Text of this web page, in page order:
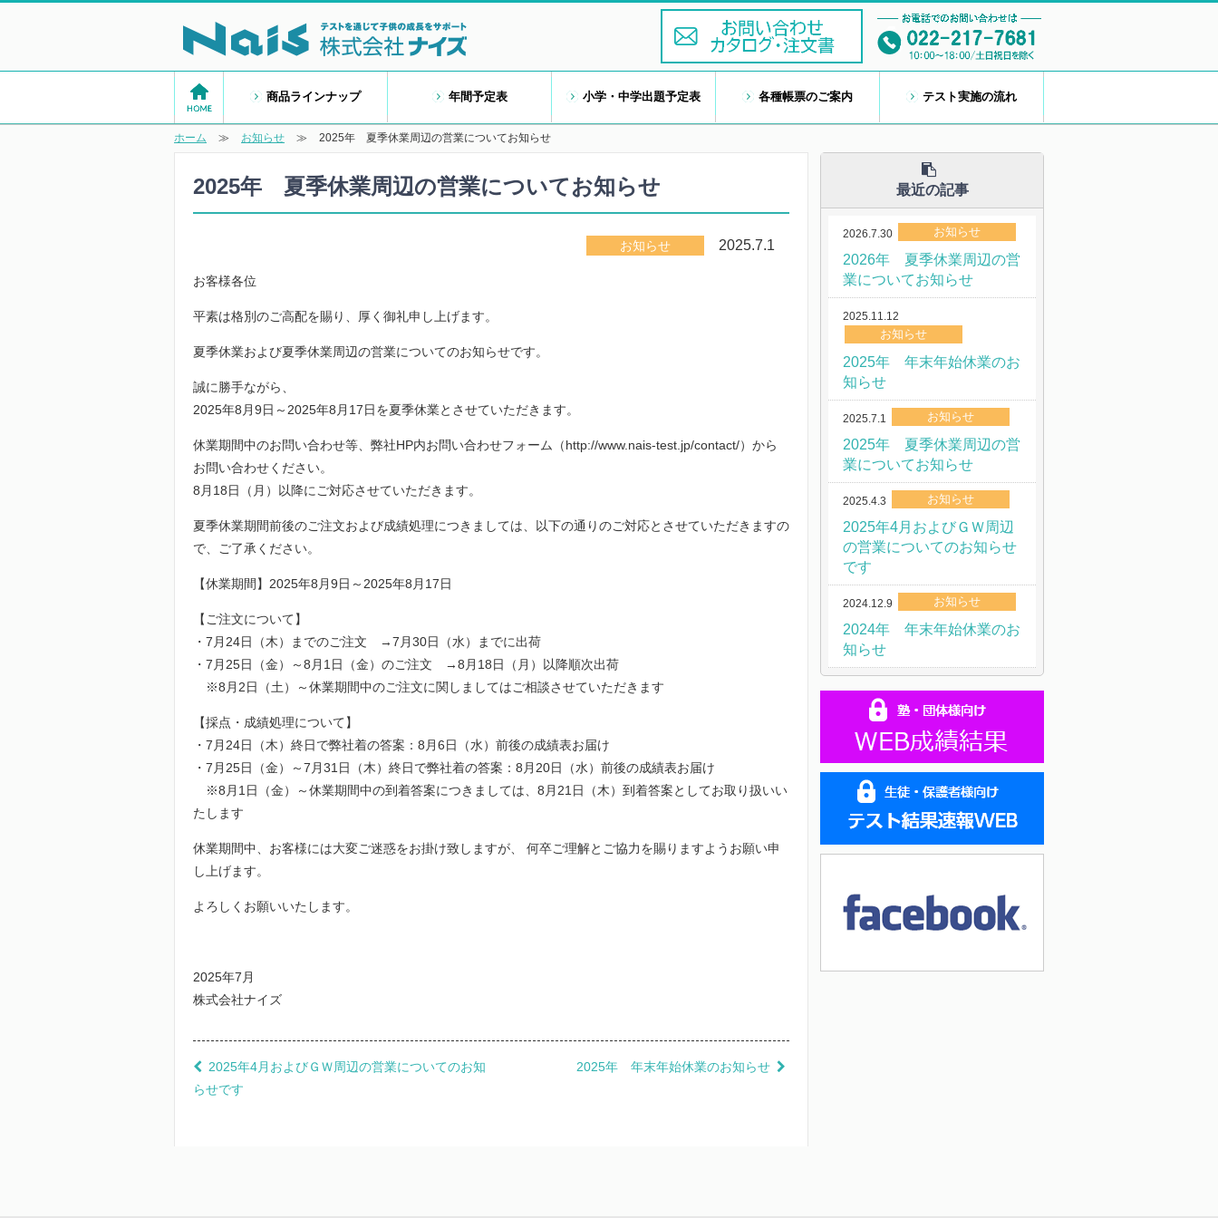
商品ラインナップ 年間予定表 小学・中学出題予定表 各種帳票のご案内 テスト実施の流れ
ホーム ≫ お知らせ ≫ 2025年 夏季休業周辺の営業についてお知らせ
2025年 夏季休業周辺の営業についてお知らせ
2025.7.1
お知らせ
お客様各位
平素は格別のご高配を賜り、厚く御礼申し上げます。
夏季休業および夏季休業周辺の営業についてのお知らせです。
誠に勝手ながら、
2025年8月9日～2025年8月17日を夏季休業とさせていただきます。
休業期間中のお問い合わせ等、弊社HP内お問い合わせフォーム（http://www.nais-test.jp/contact/）から
お問い合わせください。
8月18日（月）以降にご対応させていただきます。
夏季休業期間前後のご注文および成績処理につきましては、以下の通りのご対応とさせていただきますの
で、ご了承ください。
【休業期間】2025年8月9日～2025年8月17日
【ご注文について】
・7月24日（木）までのご注文 →7月30日（水）までに出荷
・7月25日（金）～8月1日（金）のご注文 →8月18日（月）以降順次出荷
※8月2日（土）～休業期間中のご注文に関しましてはご相談させていただきます
【採点・成績処理について】
・7月24日（木）終日で弊社着の答案：8月6日（水） 前後の成績表お届け
・7月25日（金）～7月31日（木）終日で弊社着の答案： 8月20日（水）前後の成績表お届け
※8月1日（金）～休業期間中の到着答案につきましては、 8月21日（木）到着答案としてお取り扱いい
たします
休業期間中、お客様には大変ご迷惑をお掛け致しますが、 何卒ご理解とご協力を賜りますようお願い申
し上げます。
よろしくお願いいたします。
2025年7月
株式会社ナイズ
2025年4月およびＧＷ周辺の営業についてのお知
らせです
2025年 年末年始休業のお知らせ
最近の記事
2026.7.30 お知らせ
2026年 夏季休業周辺の営
業についてお知らせ
2025.11.12
お知らせ
2025年 年末年始休業のお
知らせ
2025.7.1 お知らせ
2025年 夏季休業周辺の営
業についてお知らせ
2025.4.3 お知らせ
2025年4月およびＧＷ周辺
の営業についてのお知らせ
です
2024.12.9 お知らせ
2024年 年末年始休業のお
知らせ